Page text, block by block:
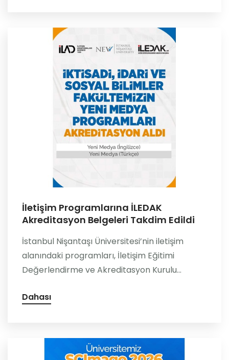
İletişim Programlarına İLEDAK
Akreditasyon Belgeleri Takdim Edildi
İstanbul Nişantaşı Üniversitesi’nin iletişim
alanındaki programları, İletişim Eğitimi
Değerlendirme ve Akreditasyon Kurulu...
Dahası